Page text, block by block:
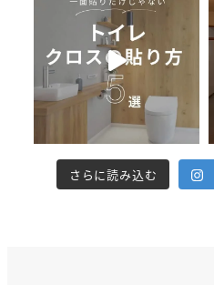
さらに読み込む